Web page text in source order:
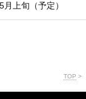
上旬（予定）
TOP >